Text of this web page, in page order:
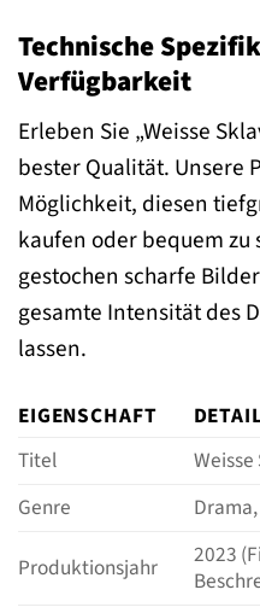
Technische
Verfügbarkeit
Erleben Sie „Weisse
bester Qualität. Unsere
Möglichkeit, diesen
kaufen oder bequem zu
gestochen scharfe
gesamte Intensität des
lassen.
EIGENSCHAFT
Titel
Genre
Produktionsjahr
2023